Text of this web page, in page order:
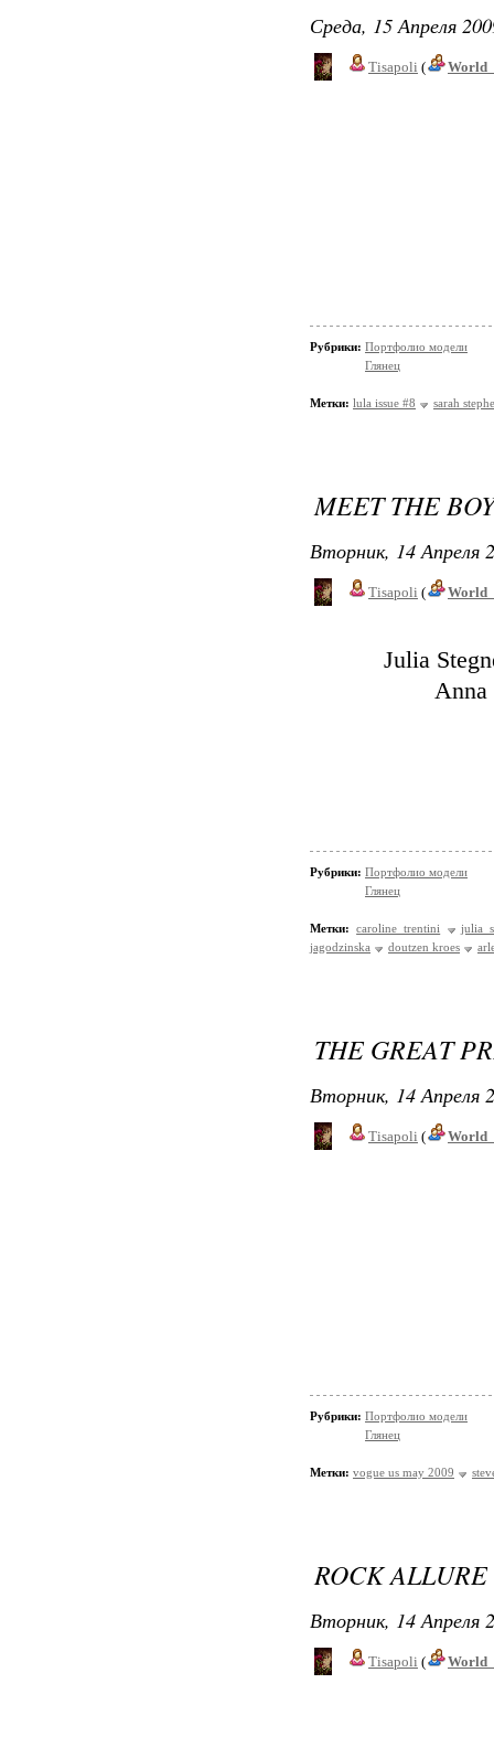
Среда, 15 Апреля
Tisapoli (
Рубрики: Портфолио модели
Глянец
Метки: lula issue #8 sarah
MEET THE
Вторник, 14 Апреля
Tisapoli (
Julia
Anna
Рубрики: Портфолио модели
Глянец
Метки: caroline trentini
julia
jagodzinska
doutzen kroes
THE GREAT
Вторник, 14 Апреля
Tisapoli (
Рубрики: Портфолио модели
Глянец
Метки: vogue us may 2009
ROCK ALLURE
Вторник, 14 Апреля
Tisapoli (